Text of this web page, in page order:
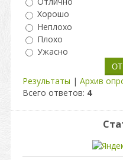
Хорошо
Неплохо
Плохо
Ужасно
Результаты | Архив
Всего ответов: 4